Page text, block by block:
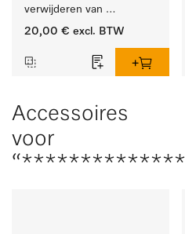
verwijderen van
hardnekkige
20,00 € excl. BTW
Accessoires
voor